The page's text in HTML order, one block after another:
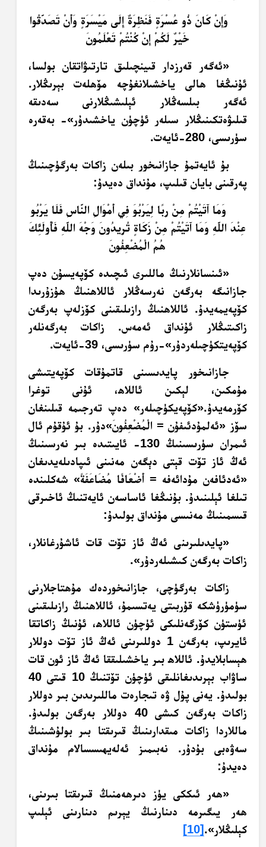
وَإِنْ كَانَ ذُو عُسْرَةٍ فَنَظِرَةٌ إِلَى مَيْسَرَةٍ وَأَنْ تَصَدَّقُوا
خَيْرٌ لَكُمْ إِنْ كُنْتُمْ تَعْلَمُونَ
«ئەگەر قەرزدار قىينچىلىق تارتىۋاتقان بولسا،
ئۇنىڭغا ھالى ياخشىلانغۇچە مۆھلەت بېرىڭلار.
ئەگەر بىلسەڭلار ئېلىشىڭلارنى سەدىقە
قىلىۋەتكىنىڭلار سىلەر ئۈچۈن ياخشىدۇر»- بەقەرە
سۈرىسى، 280-ئايەت.
بۇ ئايەتمۇ جازانىخور بىلەن زاكات بەرگۈچىنىڭ
پەرقىنى بايان قىلىپ، مۇنداق دەيدۇ:
وَمَا آَتَيْتُمْ مِنْ رِبًا لِيَرْبُوَ فِي أَمْوَالِ النَّاسِ فَلَا يَرْبُو
عِنْدَ اللَّهِ وَمَا آَتَيْتُمْ مِنْ زَكَاةٍ تُرِيدُونَ وَجْهَ اللَّهِ فَأُولَئِكَ
هُمُ الْمُضْعِفُونَ
«ئىنسانلارنىڭ ماللىرى ئىچىدە كۆپەيسۇن دەپ
جازانىگە بەرگەن نەرسەڭلار ئاللاھنىڭ ھۇزۇرىدا
كۆپەيمەيدۇ. ئاللاھنىڭ رازىلىقىنى كۆزلەپ بەرگەن
زاكىتىڭلار ئۇنداق ئەمەس. زاكات بەرگەنلەر
كۆپەيتكۈچىلەردۇر»-رۇم سۈرىسى، 39-ئايەت.
جازانىخور پايدىسىنى قاتمۇقات كۆپەيتىشى
مۇمكىن، لېكىن ئاللاھ، ئۇنى توغرا
كۆرمەيدۇ.«كۆپەيكۈچىلەر» دەپ تەرجىمە قىلىنغان
سۆز «ئەلمۇدئىفۇن = الْمُضْعِفُونَ»دۇر. بۇ ئۇقۇم ئال
ئىمران سۈرىسىنىڭ 130- ئايىتىدە بىر نەرسىنىڭ
ئەڭ ئاز تۆت قېتى دېگەن مەنىنى ئىپادىلەيدىغان
«ئەدئافەن مۇدائەفە = أَضْعَافًا مُضَاعَفَةً» شەكلىندە
تىلغا ئېلىنىدۇ. بۇنىڭغا ئاساسەن ئايەتنىڭ ئاخىرقى
قىسمىنىڭ مەنىسى مۇنداق بولىدۇ:
«پايدىلىرىنى ئەڭ ئاز تۆت قات ئاشۇرغانلار،
زاكات بەرگەن كىشىلەردۇر».
زاكات بەرگۈچى، جازانىخوردەك مۇھتاجلارنى
سۈمۈرۈشكە قۇربىتى يەتسىمۇ، ئاللاھنىڭ رازىلىقىنى
ئۈستۈن كۆرگەنلىكى ئۈچۈن ئاللاھ، ئۇنىڭ زاكاتقا
ئايرىپ، بەرگەن 1 دوللىرىنى ئەڭ ئاز تۆت دوللار
ھېسابلايدۇ. ئاللاھ بىر ياخشىلىققا ئەڭ ئاز ئون قات
ساۋاب بېرىدىغانلىقى ئۈچۈن تۆتنىڭ 10 قىتى 40
بولىدۇ. يەنى پۇل ۋە تىجارەت ماللىرىدىن بىر دوللار
زاكات بەرگەن كىشى 40 دوللار بەرگەن بولىدۇ.
ماللاردا زاكات مىقدارىنىڭ قىرىقتا بىر بولۇشىنىڭ
سەۋەبى بۇدۇر. نەبىمىز ئەلەيھىسسالام مۇنداق
دەيدۇ:
«ھەر ئىككى يۈز دىرھەمنىڭ قىرىقتا بىرىنى،
ھەر يىگىرمە دىنارنىڭ يېرىم دىنارىنى ئېلىپ
كېلىڭلار». [10]